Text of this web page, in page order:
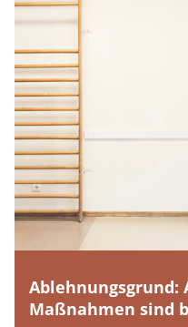
Ablehnungsgrund:
Maßnahmen sind